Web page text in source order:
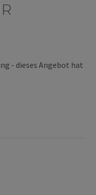
- dieses Angebot hat